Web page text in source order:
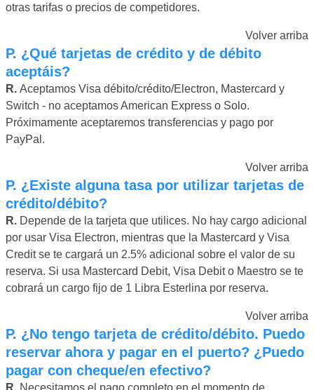
otras tarifas o precios de competidores.
Volver arriba
P. ¿Qué tarjetas de crédito y de débito
aceptáis?
R. Aceptamos Visa débito/crédito/Electron, Mastercard y
Switch - no aceptamos American Express o Solo.
Próximamente aceptaremos transferencias y pago por
PayPal.
Volver arriba
P. ¿Existe alguna tasa por utilizar tarjetas de
crédito/débito?
R. Depende de la tarjeta que utilices. No hay cargo adicional
por usar Visa Electron, mientras que la Mastercard y Visa
Credit se te cargará un 2.5% adicional sobre el valor de su
reserva. Si usa Mastercard Debit, Visa Debit o Maestro se te
cobrará un cargo fijo de 1 Libra Esterlina por reserva.
Volver arriba
P. ¿No tengo tarjeta de crédito/débito. Puedo
reservar ahora y pagar en el puerto? ¿Puedo
pagar con cheque/en efectivo?
R. Necesitamos el pago completo en el momento de